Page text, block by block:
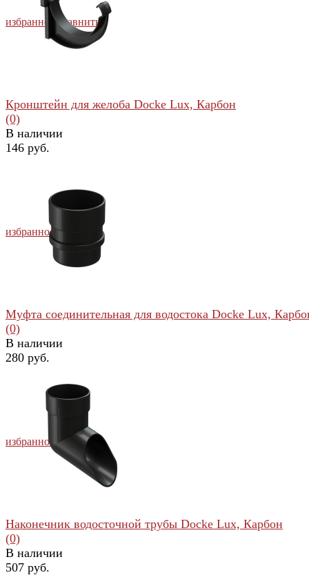
избранное сравнить
избранное сравнить
Кронштейн для желоба Docke Lux, Карбон
(0)
В наличии
146 руб.
избранное сравнить
Муфта соединительная для водостока Docke Lux,
(0)
В наличии
280 руб.
Наконечник водосточной трубы Docke Lux, Карбон
(0)
В наличии
507 руб.